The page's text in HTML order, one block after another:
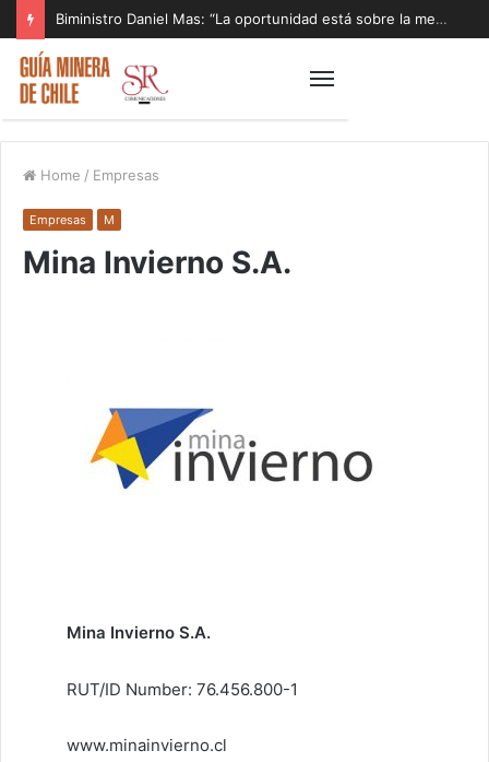
Biministro Daniel Mas: “La oportunidad está sobre la mesa y tenemos que aprovecharla”
Home / Empresas
Empresas M
Mina Invierno S.A.
Mina Invierno S.A.
RUT/ID Number: 76.456.800-1
www.minainvierno.cl